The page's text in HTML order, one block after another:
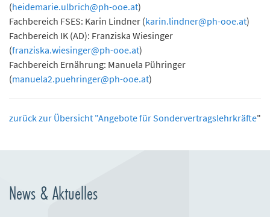
(heidemarie.ulbrich@ph-ooe.at)
Fachbereich FSES: Karin Lindner (karin.lindner@ph-ooe.at)
Fachbereich IK (AD): Franziska Wiesinger
(franziska.wiesinger@ph-ooe.at)
Fachbereich Ernährung: Manuela Pühringer
(manuela2.puehringer@ph-ooe.at)
zurück zur Übersicht "Angebote für Sondervertragslehrkräfte"
News & Aktuelles